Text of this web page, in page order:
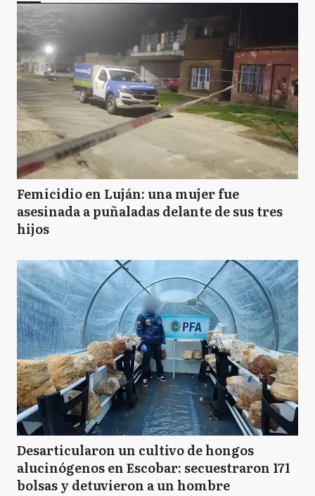
Femicidio en Luján: una mujer fue
asesinada a puñaladas delante de sus tres
hijos
Desarticularon un cultivo de hongos
alucinógenos en Escobar: secuestraron 171
bolsas y detuvieron a un hombre